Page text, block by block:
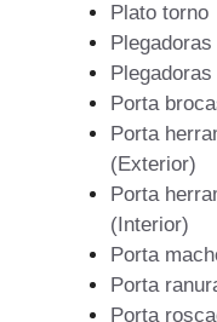
Plato torno
Porta
Porta
(Exterior)
Porta
(Interior)
Porta
Porta
Porta